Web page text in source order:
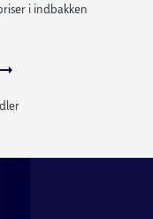
i indbakken